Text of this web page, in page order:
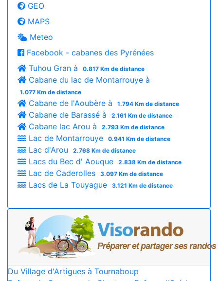
GEO
MAPS
Meteo
Facebook - cabanes des Pyrénées
Tuhou Gran à
0.817 Km de distance
Cabane du lac de Montarrouye à
1.077 Km de distance
Cabane de l'Aoubère à 1.794 Km de distance
Cabane de Barassé à 2.161 Km de distance
Cabane lac Arou à 2.793 Km de distance
Lac de Montarrouye 0.941 Km de distance
Lac d'Arou 2.768 Km de distance
Lacs du Bec d' Aouque 2.838 Km de distance
Lac de Caderolles 3.097 Km de distance
Lacs de La Touyague 3.121 Km de distance
Du Village d'Artigues à Tournaboup